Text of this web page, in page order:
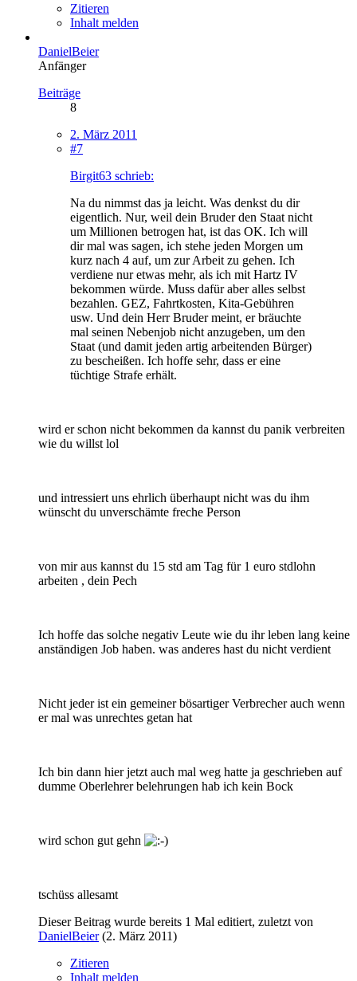
Zitieren
Inhalt melden
DanielBeier
Anfänger
Beiträge
8
2. März 2011
#7
Birgit63 schrieb:
Na du nimmst das ja leicht. Was denkst du dir
eigentlich. Nur, weil dein Bruder den Staat nicht
um Millionen betrogen hat, ist das OK. Ich will
dir mal was sagen, ich stehe jeden Morgen um
kurz nach 4 auf, um zur Arbeit zu gehen. Ich
verdiene nur etwas mehr, als ich mit Hartz IV
bekommen würde. Muss dafür aber alles selbst
bezahlen. GEZ, Fahrtkosten, Kita-Gebühren
usw. Und dein Herr Bruder meint, er bräuchte
mal seinen Nebenjob nicht anzugeben, um den
Staat (und damit jeden artig arbeitenden Bürger)
zu bescheißen. Ich hoffe sehr, dass er eine
tüchtige Strafe erhält.
wird er schon nicht bekommen da kannst du panik verbreiten
wie du willst lol
und intressiert uns ehrlich überhaupt nicht was du ihm
wünscht du unverschämte freche Person
von mir aus kannst du 15 std am Tag für 1 euro stdlohn
arbeiten , dein Pech
Ich hoffe das solche negativ Leute wie du ihr leben lang keine
anständigen Job haben. was anderes hast du nicht verdient
Nicht jeder ist ein gemeiner bösartiger Verbrecher auch wenn
er mal was unrechtes getan hat
Ich bin dann hier jetzt auch mal weg hatte ja geschrieben auf
dumme Oberlehrer belehrungen hab ich kein Bock
wird schon gut gehn
tschüss allesamt
Dieser Beitrag wurde bereits 1 Mal editiert, zuletzt von
DanielBeier(2. März 2011)
Zitieren
Inhalt melden